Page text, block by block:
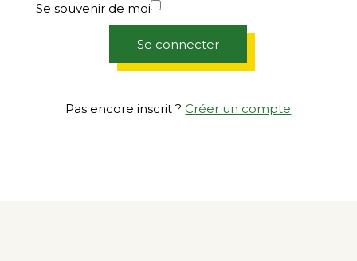
Se souvenir de moi
Se connecter
Pas encore inscrit ? Créer un compte